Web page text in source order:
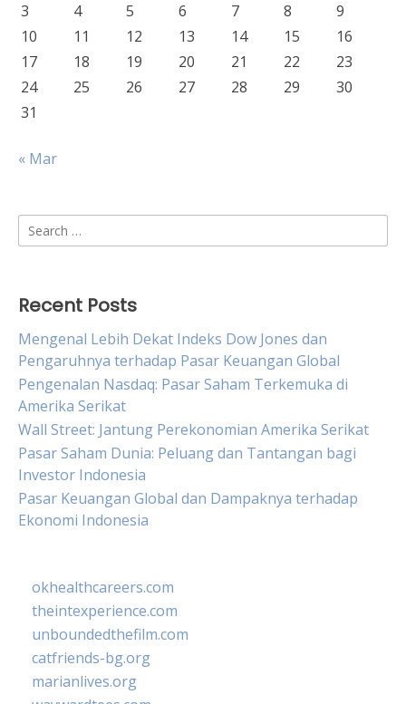
3
4 5 6 7 8
9
10
11 12 13 14 15
16
17
18 19 20 21 22
23
24
25 26 27 28 29
30
31
« Mar
Search
for:
Recent Posts
Mengenal Lebih Dekat Indeks Dow Jones dan
Pengaruhnya terhadap Pasar Keuangan Global
Pengenalan Nasdaq: Pasar Saham Terkemuka di
Amerika Serikat
Wall Street: Jantung Perekonomian Amerika Serikat
Pasar Saham Dunia: Peluang dan Tantangan bagi
Investor Indonesia
Pasar Keuangan Global dan Dampaknya terhadap
Ekonomi Indonesia
okhealthcareers.com
theintexperience.com
unboundedthefilm.com
catfriends-bg.org
marianlives.org